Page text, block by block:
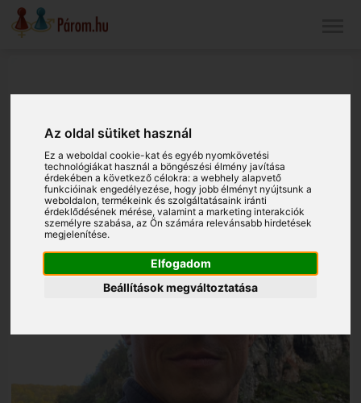
Az oldal sütiket használ
Ez a weboldal cookie-kat és egyéb nyomkövetési
technológiákat használ a böngészési élmény javítása
érdekében a következő célokra:a webhely alapvető
funkcióinak engedélyezése, hogy jobb élményt nyújtsunk a
weboldalon,termékeink és szolgáltatásaink iránti
érdeklődésének mérése, valamint a marketing interakciók
személyre szabása,az Ön számára relevánsabb hirdetések
megjelenítése.
Elfogadom
Beállítások megváltoztatása